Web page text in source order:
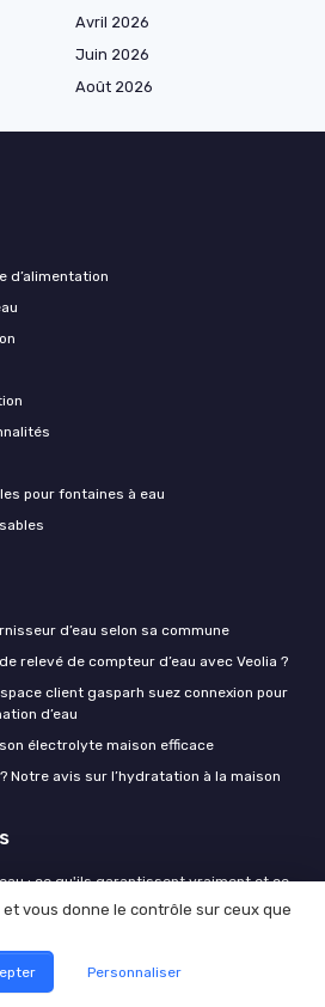
Avril 2026
Juin 2026
Août 2026
d’alimentation
pour fontaines à eau
d’eau selon sa commune
relevé de compteur d’eau avec Veolia ?
client gasparh suez connexion pour
d’eau
électrolyte maison efficace
Notre avis sur l’hydratation à la maison
: ce qu'ils garantissent vraiment et ce
de la peau et art de vivre au bord du lac
de la peau et art de la détente au
vous donne le contrôle sur ceux que
Personnaliser